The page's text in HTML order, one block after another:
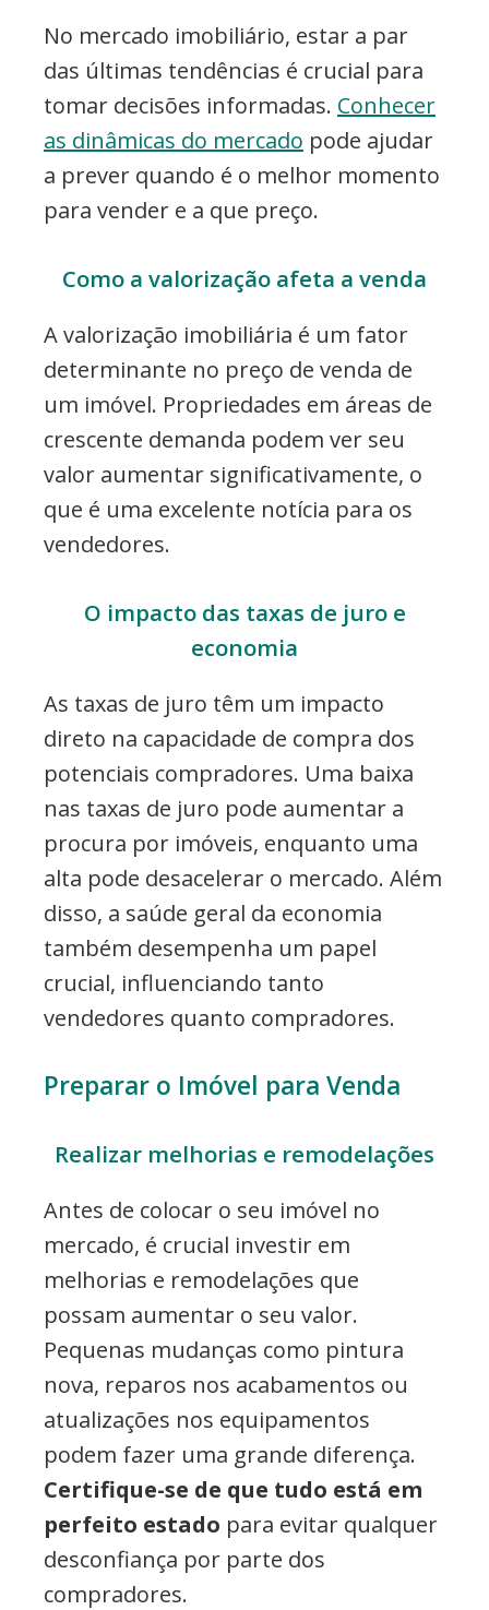
No mercado imobiliário, estar a par
das últimas tendências é crucial para
tomar decisões informadas. Conhecer
as dinâmicas do mercado pode ajudar
a prever quando é o melhor momento
para vender e a que preço.
Como a valorização afeta a venda
A valorização imobiliária é um fator
determinante no preço de venda de
um imóvel. Propriedades em áreas de
crescente demanda podem ver seu
valor aumentar significativamente, o
que é uma excelente notícia para os
vendedores.
O impacto das taxas de juro e
economia
As taxas de juro têm um impacto
direto na capacidade de compra dos
potenciais compradores. Uma baixa
nas taxas de juro pode aumentar a
procura por imóveis, enquanto uma
alta pode desacelerar o mercado. Além
disso, a saúde geral da economia
também desempenha um papel
crucial, influenciando tanto
vendedores quanto compradores.
Preparar o Imóvel para Venda
Realizar melhorias e remodelações
Antes de colocar o seu imóvel no
mercado, é crucial investir em
melhorias e remodelações que
possam aumentar o seu valor.
Pequenas mudanças como pintura
nova, reparos nos acabamentos ou
atualizações nos equipamentos
podem fazer uma grande diferença.
Certifique-se de que tudo está em
perfeito estado para evitar qualquer
desconfiança por parte dos
compradores.